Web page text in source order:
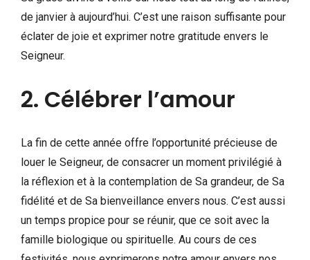
de janvier à aujourd’hui. C’est une raison suffisante pour
éclater de joie et exprimer notre gratitude envers le
Seigneur.
2. Célébrer l’amour
La fin de cette année offre l’opportunité précieuse de
louer le Seigneur, de consacrer un moment privilégié à
la réflexion et à la contemplation de Sa grandeur, de Sa
fidélité et de Sa bienveillance envers nous. C’est aussi
un temps propice pour se réunir, que ce soit avec la
famille biologique ou spirituelle. Au cours de ces